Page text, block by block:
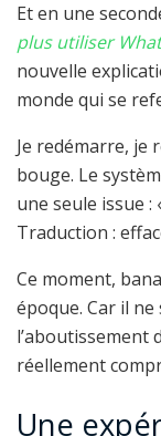
Et en une
plus utiliser
nouvelle
monde qui se
Je redémarre, je
bouge. Le
une seule issue :
Traduction :
Ce moment,
époque. Car il ne
l’aboutissement
réellement
Une